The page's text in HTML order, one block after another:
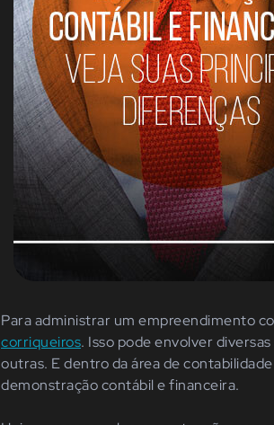
Para administrar um empreendimento
corriqueiros. Isso pode envolver
outras. E dentro da área de
demonstração contábil e financeira.